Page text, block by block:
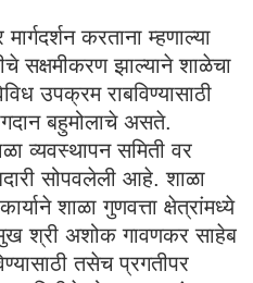
करताना म्हणाल्या
सक्षमीकरण झाल्याने शाळेचा
उपक्रम राबविण्यासाठी
बहुमोलाचे असते.
व्यवस्थापन समिती वर
सोपवलेली आहे. शाळा
शाळा गुणवत्ता क्षेत्रांमध्ये
श्री अशोक गावणकर साहेब
तसेच प्रगतीपर